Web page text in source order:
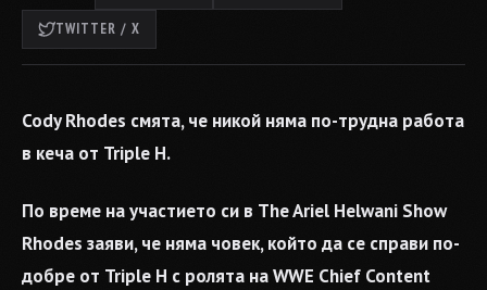
TWITTER / X
Cody Rhodes смята, че никой няма по-трудна работа
в кеча от Triple H.
По време на участието си в The Ariel Helwani Show
Rhodes заяви, че няма човек, който да се справи по-
добре от Triple H с ролята на WWE Chief Content